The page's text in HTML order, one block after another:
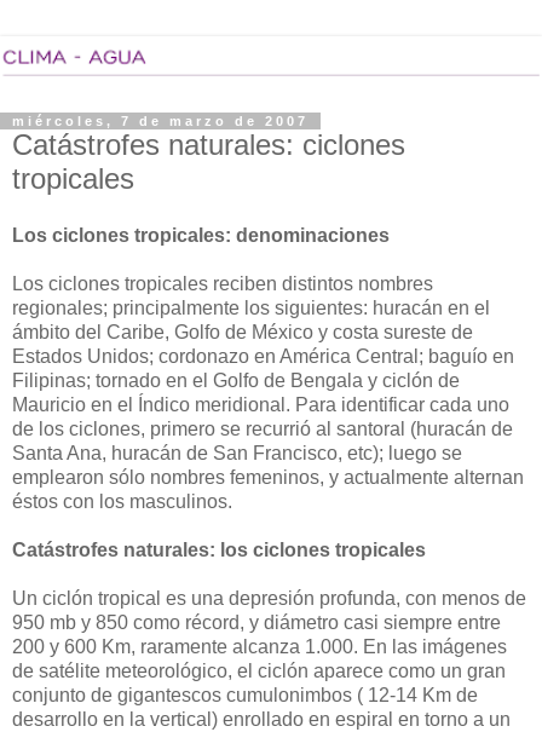
miércoles, 7 de marzo de 2007
Catástrofes naturales: ciclones
tropicales
Los ciclones tropicales: denominaciones
Los ciclones tropicales reciben distintos nombres
regionales; principalmente los siguientes: huracán en el
ámbito del Caribe, Golfo de México y costa sureste de
Estados Unidos; cordonazo en América Central; baguío en
Filipinas; tornado en el Golfo de Bengala y ciclón de
Mauricio en el Índico meridional. Para identificar cada uno
de los ciclones, primero se recurrió al santoral (huracán de
Santa Ana, huracán de San Francisco, etc); luego se
emplearon sólo nombres femeninos, y actualmente alternan
éstos con los masculinos.
Catástrofes naturales: los ciclones tropicales
Un ciclón tropical es una depresión profunda, con menos de
950 mb y 850 como récord, y diámetro casi siempre entre
200 y 600 Km, raramente alcanza 1.000. En las imágenes
de satélite meteorológico, el ciclón aparece como un gran
conjunto de gigantescos cumulonimbos ( 12-14 Km de
desarrollo en la vertical) enrollado en espiral en torno a un